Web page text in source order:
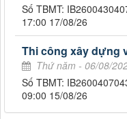
Số TBMT:
17:00 17/08/26
Thi công xây dựng
Thứ năm - 06/08/
Số TBMT:
09:00 15/08/26